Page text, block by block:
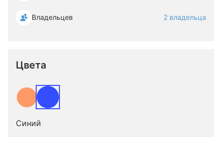
Владельцев 2 владельца
Цвета
Синий